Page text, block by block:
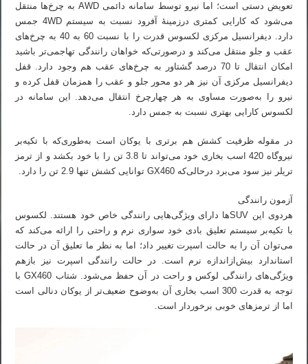
تعویض دستی است؛ اما نیرو توسط سامانه دائمی AWD به چرخ‌ها منتقل
می‌شود که کارایی کمتری درزمینهٔ آفرود نسبت به سیستم 4WD جمس
دارد. دیفرانسیل مرکزی لکسوس قدرت را با نسبت 60 به 40 به چرخ‌های
عقب و جلو منتقل می‌کند و درصورتی‌که خواهان رانندگی تهاجمی‌تر باشید
امکان انتقال تا 70 درصد گشتاور به چرخ‌های عقب هم وجود دارد. قفل
دیفرانسیل مرکزی آن نیز هر دو محور جلو و عقب را همزمان قفل کرده و
نیرو را به‌صورت مساوی به هر چهارچرخ انتقال می‌دهد. این سامانه در
لکسوس کارایی بهتری نسبت به جمس دارد.
در مقوله ظرفیت کشش هم برتری با یوکان است به‌طوری‌که با تکیه‌بر
نیروگاه 420 اسب بخاری خود می‌تواند تا 3.8 تن را با خود بکشد و از ترمز
تریلر نیز سود می‌برد درحالی‌که GX460 توانایی کشش تنها 2.9 تن را دارد.
آزمون رانندگی
هردوی این SUVها دارای ویژگی‌هایی رانندگی خاص خود هستند. لکسوس
با تکیه‌بر سیستم تعلیق بادی خود سواری نرم و راحتی را ارائه می‌کند که
می‌توان آن را به حالت اسپرت تغییر داد؛ اما به نظر ما تعلیق آن در حالت
استاندارد بیش‌ازاندازه نرم است. در حالت رانندگی اسپرت نیز بازهم
ویژگی‌های رانندگی لوکس و راحت در آن حفظ می‌شود. شتاب GX460 با
توجه به قدرت 300 اسب بخاری آن به‌وضوح ضعیف‌تر از یوکان دنالی است
اما از ترمزهای خوبی برخوردار است.